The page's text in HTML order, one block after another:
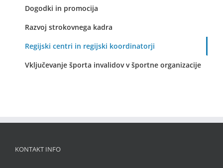
Dogodki in promocija
Razvoj strokovnega kadra
Regijski centri in regijski koordinatorji
Vključevanje športa invalidov v športne organizacije
KONTAKT INFO